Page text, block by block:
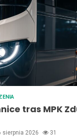
tras MPK
sierpnia 2026 31